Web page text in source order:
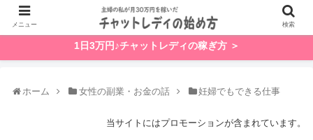
1日3万円♪チャットレディの稼ぎ方 ＞
ホーム 女性の副業・お金の話 妊婦でもできる仕事
当サイトにはプロモーションが含まれています。
メニュー 検索